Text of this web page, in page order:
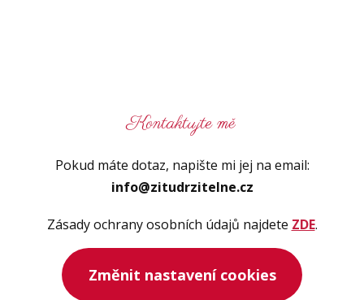
Kontaktujte mě
Pokud máte dotaz, napište mi jej na email:
info@zitudrzitelne.cz
Zásady ochrany osobních údajů najdete ZDE.
Změnit nastavení cookies